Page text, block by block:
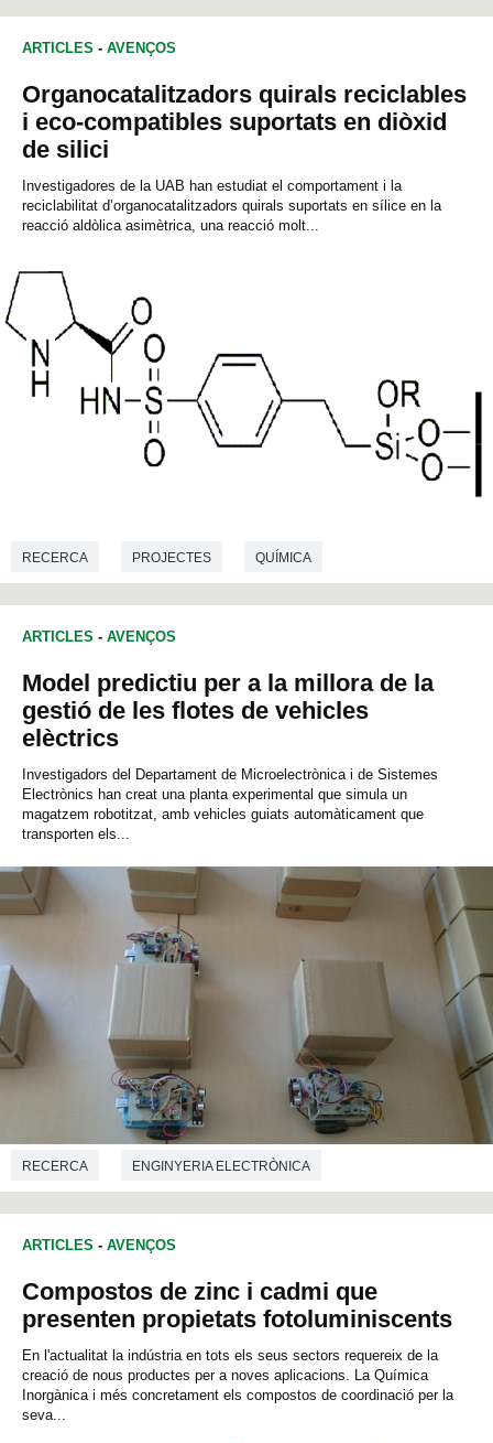
ENGINYERIA ELECTRÒNICA
ARTICLES - AVENÇOS
Organocatalitzadors quirals reciclables
i eco-compatibles suportats en diòxid
de silici
Investigadores de la UAB han estudiat el comportament i la
reciclabilitat d’organocatalitzadors quirals suportats en sílice en la
reacció aldòlica asimètrica, una reacció molt...
RECERCA PROJECTES QUÍMICA
ARTICLES - AVENÇOS
Model predictiu per a la millora de la
gestió de les flotes de vehicles
elèctrics
Investigadors del Departament de Microelectrònica i de Sistemes
Electrònics han creat una planta experimental que simula un
magatzem robotitzat, amb vehicles guiats automàticament que
transporten els...
RECERCA ENGINYERIA ELECTRÒNICA
ARTICLES - AVENÇOS
Compostos de zinc i cadmi que
presenten propietats fotoluminiscents
En l'actualitat la indústria en tots els seus sectors requereix de la
creació de nous productes per a noves aplicacions. La Química
Inorgànica i més concretament els compostos de coordinació per la
seva...